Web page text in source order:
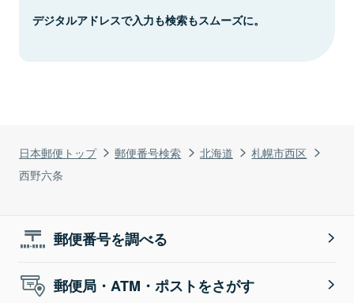
日本郵便トップ 郵便番号検索 北海道
札幌市西区
西野六条
デジタルアドレスで入力も検索もスムーズに。
郵便番号を調べる
郵便局・ATM・ポストをさがす